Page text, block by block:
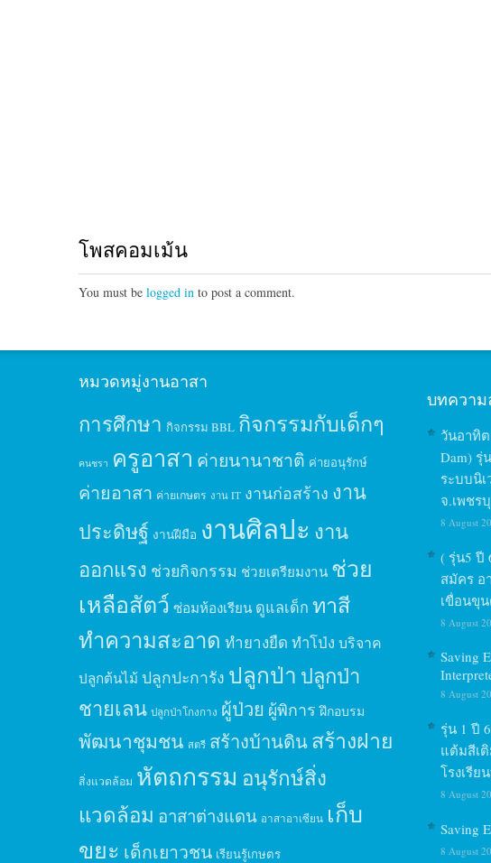
โพสคอมเม้น
You must be logged in to post a comment.
หมวดหมู่งานอาสา
การศึกษา กิจกรรม BBL กิจกรรมกับเด็กๆ
คนชรา ครูอาสา ค่ายนานาชาติ ค่ายอนุรักษ์
ค่ายอาสา ค่ายเกษตร งาน IT งานก่อสร้าง งาน
ประดิษฐ์ งานฝีมือ งานศิลปะ งาน
ออกแรง ช่วยกิจกรรม ช่วยเตรียมงาน ช่วย
เหลือสัตว์ ซ่อมห้องเรียน ดูแลเด็ก ทาสี
ทำความสะอาด ทำยางยืด ทำโป่ง บริจาค
ปลูกต้นไม้ ปลูกปะการัง ปลูกป่า ปลูกป่า
ชายเลน ปลูกป่าโกงกาง ผู้ป่วย ผู้พิการ ฝึกอบรม
พัฒนาชุมชน สตรี สร้างบ้านดินสร้างฝาย
สิ่งแวดล้อม หัตถกรรม อนุรักษ์สิ่ง
แวดล้อม อาสาต่างแดน อาสาอาเซียน เก็บ
ขยะ เด็กเยาวชน เรียนรู้เกษตร
บทความ
วันอาทิ
Dam)
ระบบนิ
จ.เพชร
8 August
( รุ่น5 ปี
สมัคร อ
เขื่อนขุ
8 August
Saving
8 August
รุ่น 1 ปี
แต้มสีเ
โรงเรี
8 August
Saving
8 August